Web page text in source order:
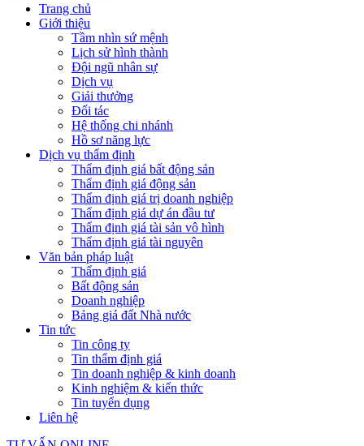
Trang chủ
Giới thiệu
Tầm nhìn sứ mệnh
Lịch sử hình thành
Đội ngũ nhân sự
Dịch vụ
Giải thưởng
Đối tác
Hệ thống chi nhánh
Hồ sơ năng lực
Dịch vụ thẩm định
Thẩm định giá bất động sản
Thẩm định giá động sản
Thẩm định giá trị doanh nghiệp
Thẩm định giá dự án đầu tư
Thẩm định giá tài sản vô hình
Thẩm định giá tài nguyên
Văn bản pháp luật
Thẩm định giá
Bất động sản
Doanh nghiệp
Bảng giá đất Nhà nước
Tin tức
Tin công ty
Tin thẩm định giá
Tin doanh nghiệp & kinh doanh
Kinh nghiệm & kiến thức
Tin tuyển dụng
Liên hệ